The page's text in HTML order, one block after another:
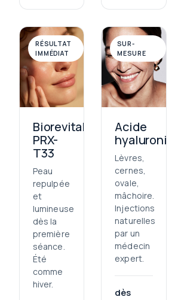
RÉSULTAT
IMMÉDIAT
Biorevitalisation
PRX-
T33
Peau
repulpée
et
lumineuse
dès la
première
séance.
Été
comme
hiver.
SUR-
MESURE
Acide
hyaluronique
Lèvres,
cernes,
ovale,
mâchoire.
Injections
naturelles
par un
médecin
expert.
dès